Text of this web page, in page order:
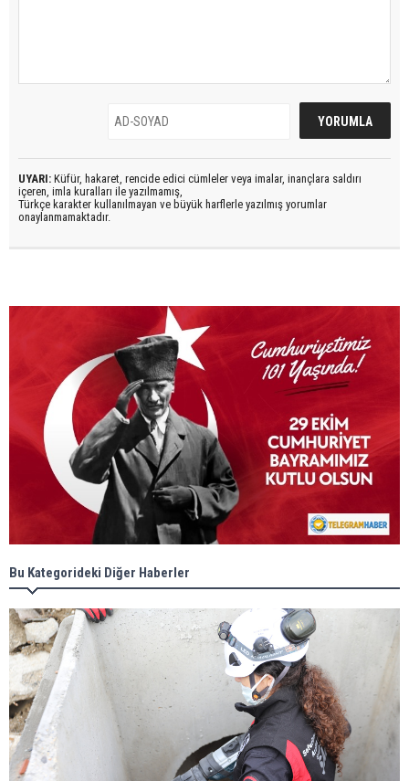
UYARI: Küfür, hakaret, rencide edici cümleler veya imalar, inançlara saldırı
içeren, imla kuralları ile yazılmamış,
Türkçe karakter kullanılmayan ve büyük harflerle yazılmış yorumlar
onaylanmamaktadır.
Bu Kategorideki Diğer Haberler